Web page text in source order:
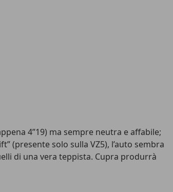
4”19) ma sempre neutra e affabile;
(presente solo sulla VZ5), l’auto sembra
di una vera teppista. Cupra produrrà